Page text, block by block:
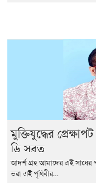
মুক্তিযুদ্ধের
ডি সুব্রত
আদর্শ গ্রহ আমাদের এই সাধের
ভরা এই পৃথিবীর...